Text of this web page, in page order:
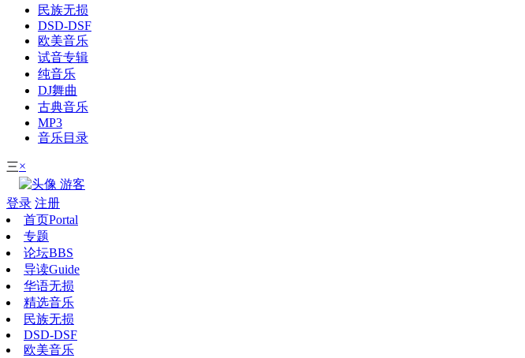
民族无损
DSD-DSF
欧美音乐
试音专辑
纯音乐
DJ舞曲
古典音乐
MP3
音乐目录
三×
游客
登录 注册
首页Portal
专题
论坛BBS
导读Guide
华语无损
精选音乐
民族无损
DSD-DSF
欧美音乐